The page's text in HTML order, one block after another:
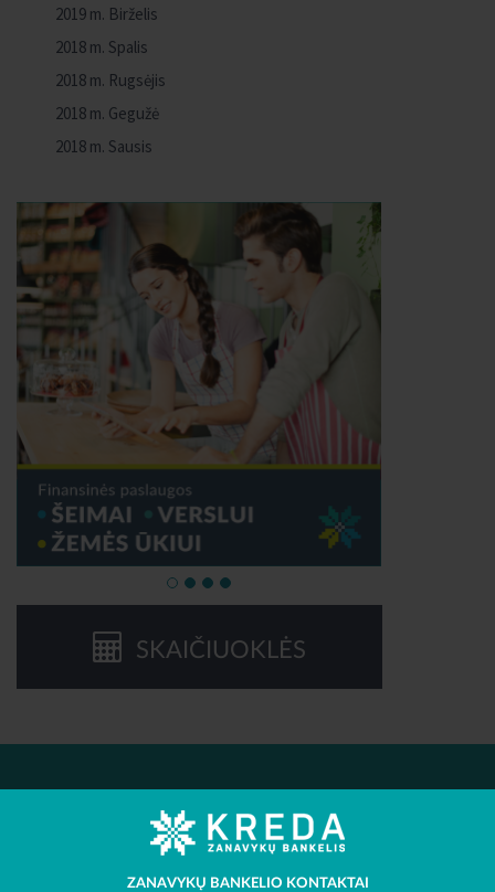
2019 m. Birželis
2018 m. Spalis
2018 m. Rugsėjis
2018 m. Gegužė
2018 m. Sausis
SKAIČIUOKLĖS
ZANAVYKŲ BANKELIO KONTAKTAI